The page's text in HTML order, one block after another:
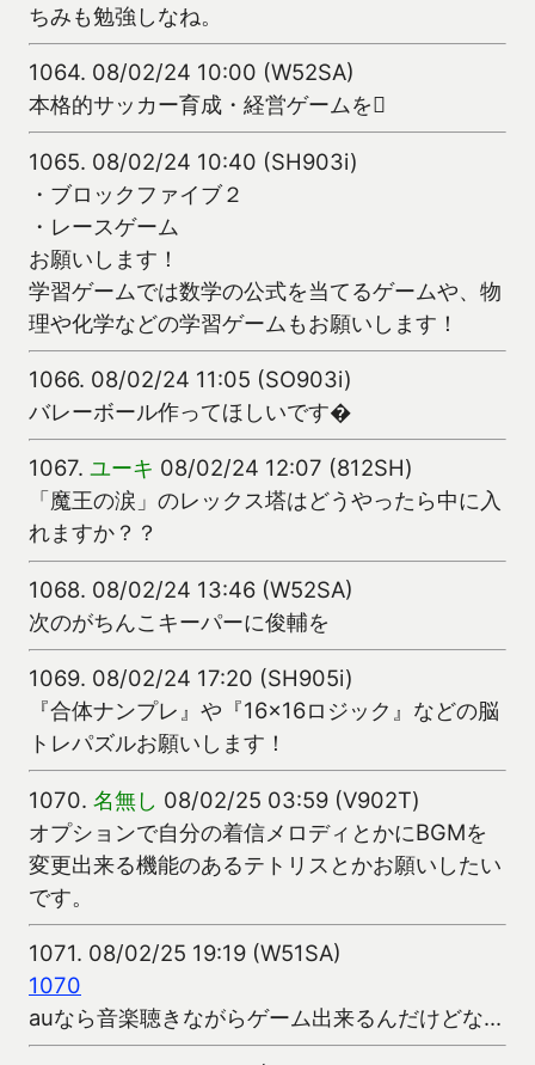
ちみも勉強しなね。
1064. 08/02/24 10:00 (W52SA)
本格的サッカー育成・経営ゲームを
1065. 08/02/24 10:40 (SH903i)
・ブロックファイブ２
・レースゲーム
お願いします！
学習ゲームでは数学の公式を当てるゲームや、物
理や化学などの学習ゲームもお願いします！
1066. 08/02/24 11:05 (SO903i)
バレーボール作ってほしいです�
1067. ユーキ 08/02/24 12:07 (812SH)
「魔王の涙」のレックス塔はどうやったら中に入
れますか？？
1068. 08/02/24 13:46 (W52SA)
次のがちんこキーパーに俊輔を
1069. 08/02/24 17:20 (SH905i)
『合体ナンプレ』や『16×16ロジック』などの脳
トレパズルお願いします！
1070. 名無し 08/02/25 03:59 (V902T)
オプションで自分の着信メロディとかにBGMを
変更出来る機能のあるテトリスとかお願いしたい
です。
1071. 08/02/25 19:19 (W51SA)
1070
auなら音楽聴きながらゲーム出来るんだけどな…